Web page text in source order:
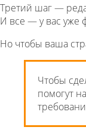
Третий шаг —
И все — у вас уже
Но чтобы ваша
Чтобы
помогут